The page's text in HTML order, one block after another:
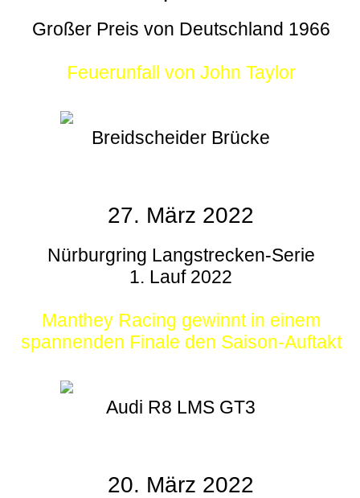
Großer Preis von Deutschland 1966
Feuerunfall von John Taylor
Breidscheider Brücke
27. März 2022
Nürburgring Langstrecken-Serie
1. Lauf 2022
Manthey Racing gewinnt in einem
spannenden Finale den Saison-Auftakt
Audi R8 LMS GT3
20. März 2022